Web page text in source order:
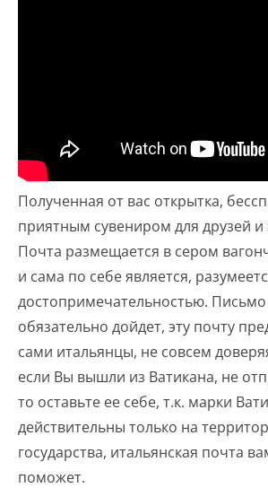
Полученная от вас открытка,
приятным сувениром для друзей и
Почта размещается в сером
и сама по себе является,
достопримечательностью. Письмо
обязательно дойдет, эту почту
сами итальянцы, не совсем
если Вы вышли из Ватикана, не
то оставьте ее себе, т.к. марки
действительны только на
государства, итальянская почта
поможет.